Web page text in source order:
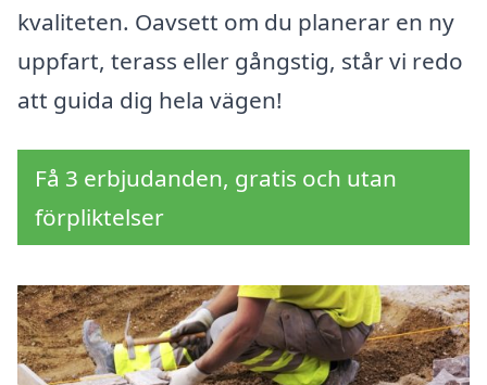
kvaliteten. Oavsett om du planerar en ny
uppfart, terass eller gångstig, står vi redo
att guida dig hela vägen!
Få 3 erbjudanden, gratis och utan
förpliktelser